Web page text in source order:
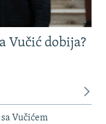
Vučić dobija?
Vučićem